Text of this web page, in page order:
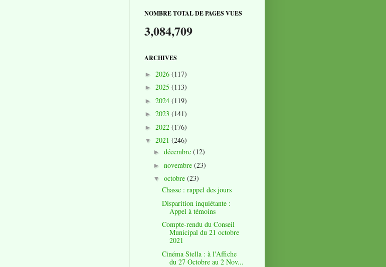
NOMBRE TOTAL DE PAGES VUES
3,084,709
ARCHIVES
► 2026 (117)
► 2025 (113)
► 2024 (119)
► 2023 (141)
► 2022 (176)
▼ 2021 (246)
► décembre (12)
► novembre (23)
▼ octobre (23)
Chasse : rappel des jours
Disparition inquiétante :
Appel à témoins
Compte-rendu du Conseil
Municipal du 21 octobre
2021
Cinéma Stella : à l'Affiche
du 27 Octobre au 2 Nov...